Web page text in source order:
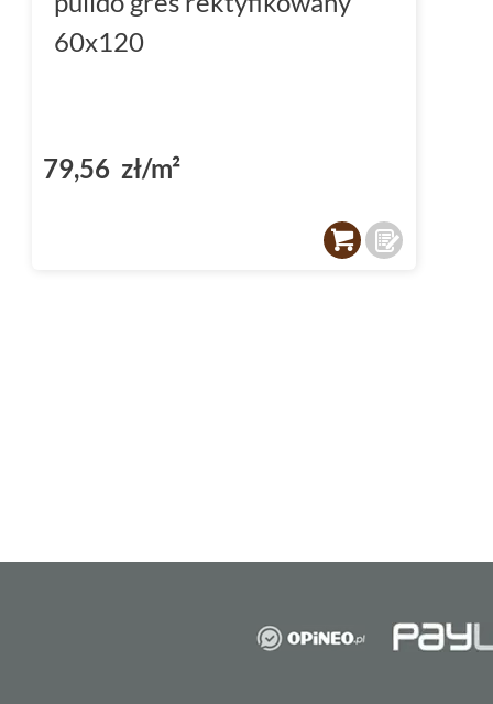
60x120
79,56 zł/m²